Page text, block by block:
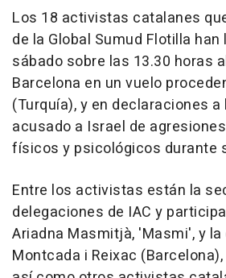
Los 18 activistas catalanes
de la Global Sumud Flotilla
sábado sobre las 13.30 horas
Barcelona en un vuelo
(Turquía), y en declaraciones a
acusado a Israel de
físicos y psicológicos durante
Entre los activistas están la
delegaciones de IAC y
Ariadna Masmitjà, 'Masmi', y
Montcada i Reixac